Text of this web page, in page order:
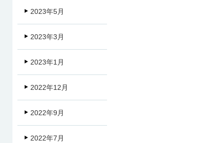
2023年5月
2023年3月
2023年1月
2022年12月
2022年9月
2022年7月